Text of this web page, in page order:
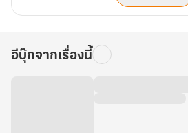
อีบุ๊กจากเรื่องนี้